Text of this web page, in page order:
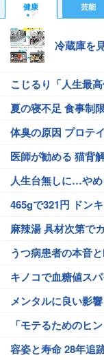
健康 芸能
冷蔵庫を
こじるり「人生最
夏の寝不足 食事制
体臭の原因 プロテ
医師が勧める 猫背
人生台無しに…や
465gで321円 ドン
麻辣湯 具材次第で
うつ病患者の本音
キノコで血糖値ス
メンタルに良い影
「モテるためのヒ
容姿と寿命 28年追